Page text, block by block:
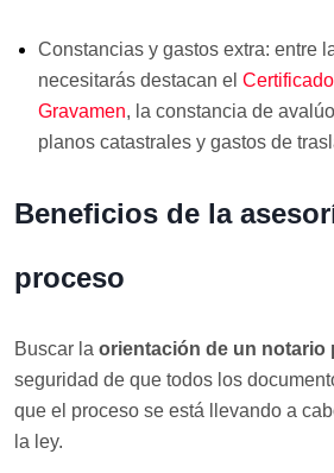
Constancias y gastos extra: entre
necesitarás destacan el
Gravamen, la constancia de
planos catastrales y gastos de
Beneficios de la
proceso
Buscar la orientación de un notario
seguridad de que todos los
que el proceso se está llevando a
la ley.